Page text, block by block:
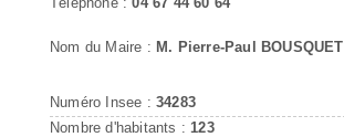
Nom du Maire : M. Pierre-Paul BOUSQUET
Numéro Insee : 34283
Nombre d'habitants : 123